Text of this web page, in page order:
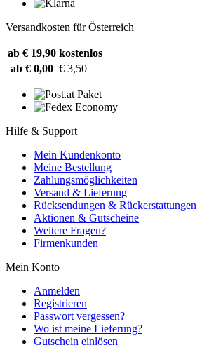
Versandkosten für Österreich
ab € 19,90 kostenlos
ab € 0,00 € 3,50
Hilfe & Support
Mein Kundenkonto
Meine Bestellung
Zahlungsmöglichkeiten
Versand & Lieferung
Rücksendungen & Rückerstattungen
Aktionen & Gutscheine
Weitere Fragen?
Firmenkunden
Mein Konto
Anmelden
Registrieren
Passwort vergessen?
Wo ist meine Lieferung?
Gutschein einlösen